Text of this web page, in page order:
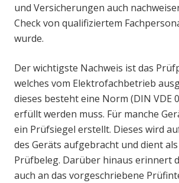
und Versicherungen auch
Check von qualifiziertem
wurde.
Der wichtigste Nachweis ist das
welches vom Elektrofachbetrieb
dieses besteht eine Norm (DIN VDE
erfüllt werden muss. Für manche
ein Prüfsiegel erstellt. Dieses wird
des Geräts aufgebracht und dient
Prüfbeleg. Darüber hinaus erinnert
auch an das vorgeschriebene